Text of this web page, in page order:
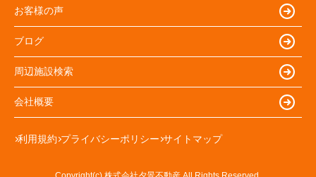
お客様の声
ブログ
周辺施設検索
会社概要
利用規約 プライバシーポリシー サイトマップ